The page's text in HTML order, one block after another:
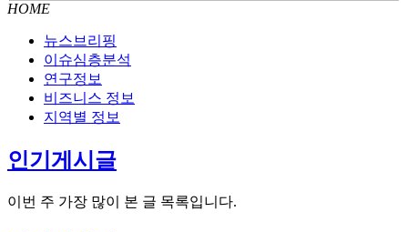
HOME
뉴스브리핑
이슈심층분석
연구정보
비즈니스 정보
지역별 정보
인기게시글
이번 주 가장 많이 본 글 목록입니다.